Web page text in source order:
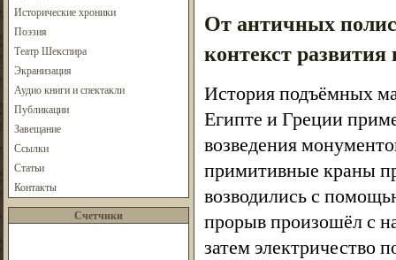
Исторические хроники
Поэзия
Театр Шекспира
Экранизация
Аудио книги и спектакли
Публикации
Завещание
Ссылки
Статьи
Контакты
Счетчики
От античных
контекст
История подъёмных
Египте и Греции
возведения
примитивные краны
возводились с
прорыв произошёл с
затем электричество